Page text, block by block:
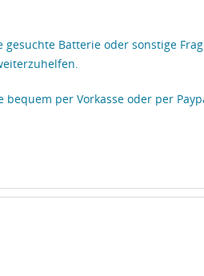
gesuchte Batterie oder sonstige
per Vorkasse oder per